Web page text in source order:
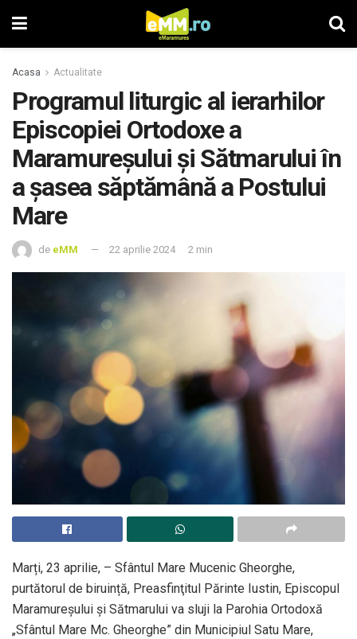
Acasa Actualitate
Programul liturgic al ierarhilor
Episcopiei Ortodoxe a
Maramureșului și Sătmarului în
a șasea săptămână a Postului
Mare
de eMM 22 aprilie 2024 2 min
Marți, 23 aprilie, – Sfântul Mare Mucenic Gheorghe,
purtătorul de biruință, Preasfinţitul Părinte Iustin, Episcopul
Maramureșului și Sătmarului va sluji la Parohia Ortodoxă
„Sfântul Mare Mc. Gheorghe” din Municipiul Satu Mare,